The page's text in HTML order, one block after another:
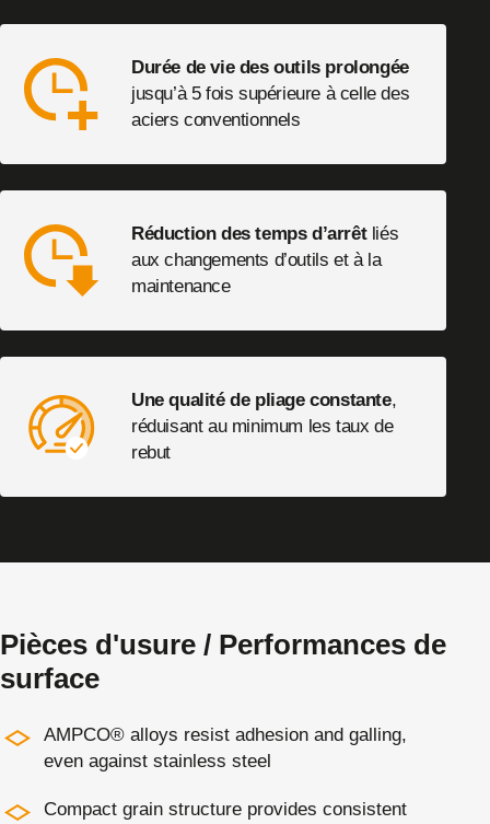
Durée de vie des outils prolongée
jusqu’à 5 fois supérieure à celle des
aciers conventionnels
Réduction des temps d’arrêtliés
aux changements d’outils et à la
maintenance
Une qualité de pliage constante,
réduisant au minimum les taux de
rebut
Pièces d'usure / Performances de
surface
AMPCO® alloys resist adhesion and galling,
even against stainless steel
Compact grain structure provides consistent